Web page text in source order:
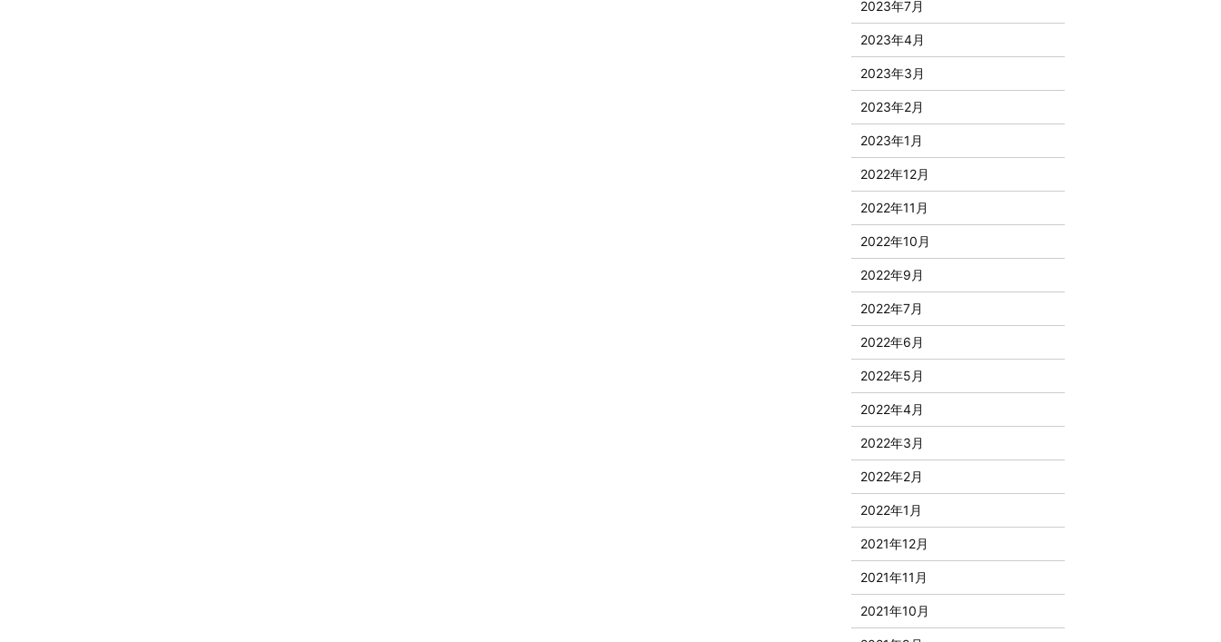
2023年7月
2023年4月
2023年3月
2023年2月
2023年1月
2022年12月
2022年11月
2022年10月
2022年9月
2022年7月
2022年6月
2022年5月
2022年4月
2022年3月
2022年2月
2022年1月
2021年12月
2021年11月
2021年10月